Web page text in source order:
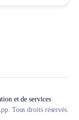
et de services
Tous droits réservés.